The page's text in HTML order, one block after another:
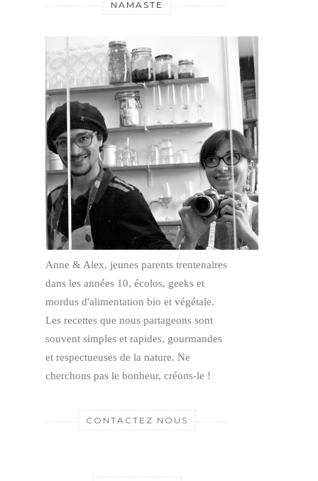
NAMASTE
Anne & Alex, jeunes parents trentenaires
dans les années 10, écolos, geeks et
mordus d'alimentation bio et végétale.
Les recettes que nous partageons sont
souvent simples et rapides, gourmandes
et respectueuses de la nature. Ne
cherchons pas le bonheur, créons-le !
CONTACTEZ NOUS